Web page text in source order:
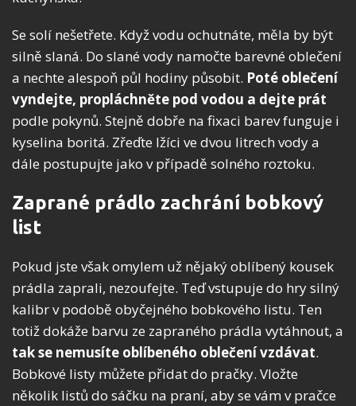
Se solí nešetřete. Když vodu ochutnáte, měla by být
silně slaná. Do slané vody namočte barevné oblečení
a nechte alespoň půl hodiny působit. Poté oblečení
vyndejte, propláchněte pod vodou a dejte prát
podle pokynů. Stejně dobře na fixaci barev funguje i
kyselina boritá. Zřeďte lžíci ve dvou litrech vody a
dále postupujte jako v případě solného roztoku.
Zaprané prádlo zachrání bobkový
list
Pokud jste však omylem už nějaký oblíbený kousek
prádla zaprali, nezoufejte. Teď vstupuje do hry silný
kalibr v podobě obyčejného bobkového listu. Ten
totiž dokáže barvu ze zapraného prádla vytáhnout, a
tak se nemusíte oblíbeného oblečení vzdávat.
Bobkové listy můžete přidat do pračky. Vložte
několik listů do sáčku na praní, aby se vám v pračce